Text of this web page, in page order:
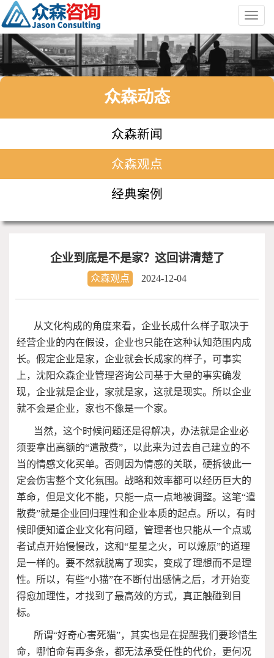
众森动态
众森新闻
众森观点
经典案例
企业到底是不是家？这回讲清楚了
众森观点 2024-12-04
从文化构成的角度来看，企业长成什么样子取决于
经营企业的内在假设，企业也只能在这种认知范围内成
长。假定企业是家，企业就会长成家的样子，可事实
上，沈阳众森企业管理咨询公司基于大量的事实确发
现，企业就是企业，家就是家，这就是现实。所以企业
就不会是企业，家也不像是一个家。
当然，这个时候问题还是得解决，办法就是企业必
须要拿出高额的“遣散费”，以此来为过去自己建立的不
当的情感文化买单。否则因为情感的关联，硬拆彼此一
定会伤害整个文化氛围。战略和效率都可以经历巨大的
革命，但是文化不能，只能一点一点地被调整。这笔“遣
散费”就是企业回归理性和企业本质的起点。所以，有时
候即便知道企业文化有问题，管理者也只能从一个点或
者试点开始慢慢改，这和“星星之火，可以燎原”的道理
是一样的。要不然就脱离了现实，变成了理想而不是理
性。所以，有些“小猫”在不断付出感情之后，才开始变
得愈加理性，才找到了最高效的方式，真正触碰到目
标。
所谓“好奇心害死猫”，其实也是在提醒我们要珍惜生
命，哪怕命有再多条，都无法承受任性的代价，更何况